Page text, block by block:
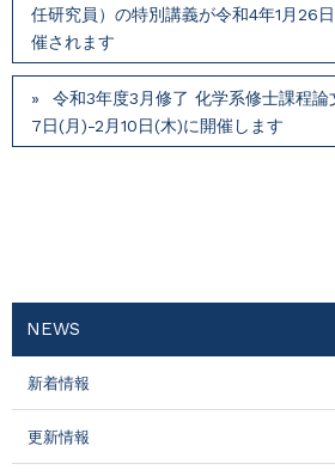
任研究員）の特別講義が令和4年1月26
催されます
令和3年度3月修了 化学系修士課程論
7日(月)-2月10日(木)に開催します
NEWS
新着情報
更新情報